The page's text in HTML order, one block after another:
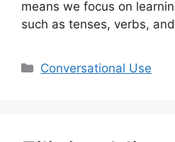
means we focus on
such as tenses, verbs,
Categories
Conversational Use